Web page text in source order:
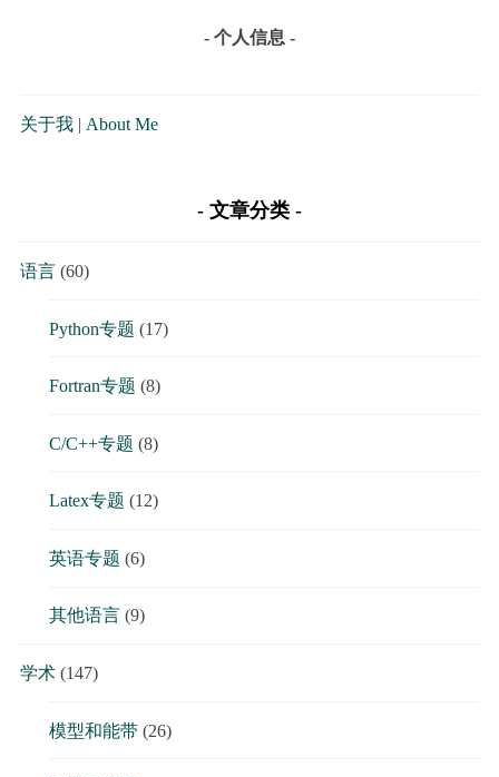
- 个人信息 -
关于我| About Me
文章分类
语言(60)
Python专题 (17)
Fortran专题 (8)
C/C++专题 (8)
Latex专题 (12)
英语专题 (6)
其他语言(9)
学术(147)
模型和能带(26)